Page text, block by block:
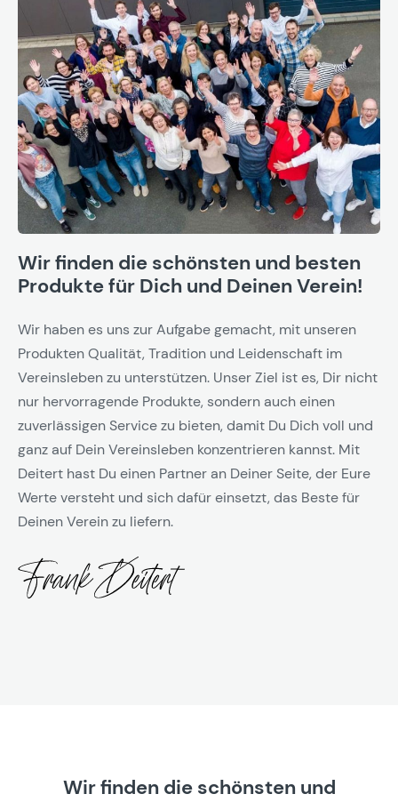
Wir finden die schönsten und besten
Produkte für Dich und Deinen Verein!
Wir haben es uns zur Aufgabe gemacht, mit unseren
Produkten Qualität, Tradition und Leidenschaft im
Vereinsleben zu unterstützen. Unser Ziel ist es, Dir nicht
nur hervorragende Produkte, sondern auch einen
zuverlässigen Service zu bieten, damit Du Dich voll und
ganz auf Dein Vereinsleben konzentrieren kannst. Mit
Deitert hast Du einen Partner an Deiner Seite, der Eure
Werte versteht und sich dafür einsetzt, das Beste für
Deinen Verein zu liefern.
Wir finden die schönsten und